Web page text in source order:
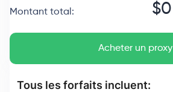
Montant total : $0
Acheter un proxy
Tous les forfaits incluent: